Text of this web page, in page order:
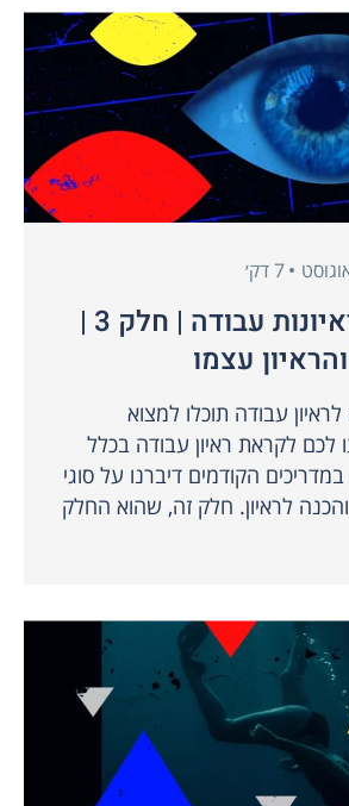
7 דק׳
המדריך לראיונות עבודה | חלק 3 |
עצמו
עבודה תוכלו למצוא
לכם לקראת ראיון עבודה בכלל
הקודמים דיברנו על סוגי
לראיון. חלק זה, שהוא החלק